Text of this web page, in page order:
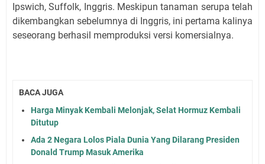
Ipswich, Suffolk, Inggris. Meskipun tanaman serupa telah
dikembangkan sebelumnya di Inggris, ini pertama kalinya
seseorang berhasil memproduksi versi komersialnya.
BACA JUGA
Harga Minyak Kembali Melonjak, Selat Hormuz Kembali
Ditutup
Ada 2 Negara Lolos Piala Dunia Yang Dilarang Presiden
Donald Trump Masuk Amerika